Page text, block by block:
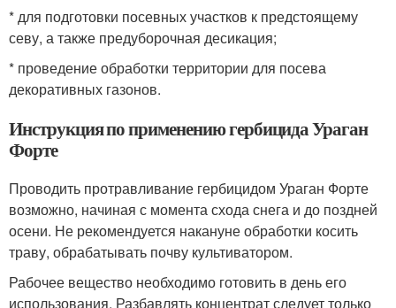
* для подготовки посевных участков к предстоящему
севу, а также предуборочная десикация;
* проведение обработки территории для посева
декоративных газонов.
Инструкция по применению гербицида Ураган
Форте
Проводить протравливание гербицидом Ураган Форте
возможно, начиная с момента схода снега и до поздней
осени. Не рекомендуется накануне обработки косить
траву, обрабатывать почву культиватором.
Рабочее вещество необходимо готовить в день его
использования. Разбавлять концентрат следует только